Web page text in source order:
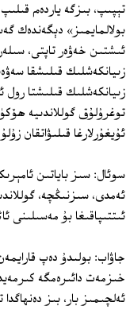
تېپىپ، بىزگە ياردەم
بولالمايمىز» دېگەندەك
ئىشتىن خەۋەر تاپتى،
زىيانكەشلىك قىلىشقا
زىيانكەشلىك قىلىشتا رول
توغرۇلۇق گوللاندىيە
ئۇيغۇرلارغا قىلىۋاتقان
سوئال: سىز باياتىن
ئەمدى، سىزنىڭچە،
ئىتتىپاقىغا بۇ مەسىلىنى
جاۋاب: بولىدۇ دەپ
خىزمەت دائىرەمگە
ئەلچىمىز بار، بىز